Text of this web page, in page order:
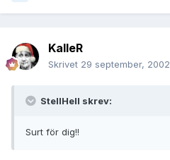
KalleR
Skrivet 29 september, 2002
StellHell skrev:
Surt för dig!!